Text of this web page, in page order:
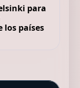
para
los países